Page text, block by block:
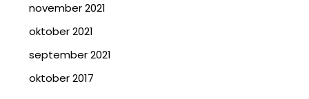
november 2021
oktober 2021
september 2021
oktober 2017